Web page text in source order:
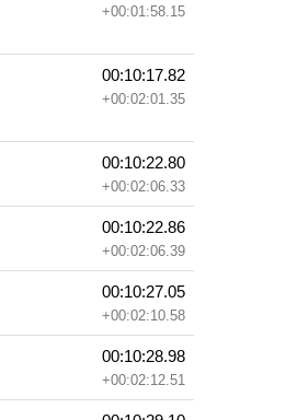
+00:01:58.15
00:10:17.82
+00:02:01.35
00:10:22.80
+00:02:06.33
00:10:22.86
+00:02:06.39
00:10:27.05
+00:02:10.58
00:10:28.98
+00:02:12.51